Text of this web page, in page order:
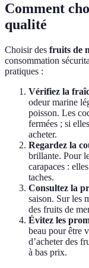
Comment
qualité
Choisir des fruits de
consommation
pratiques :
Vérifiez la
odeur marine
poisson. Les
fermées ; si
acheter.
Regardez la
brillante. Pour
carapaces :
taches.
Consultez la
saison. Sur les
des fruits de
Évitez les
beau pour être
d’acheter des
à bas prix.